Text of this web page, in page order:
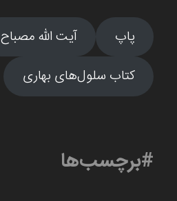
پاپ
آیت الله مصباح
کتاب سلول‌های بهاری
#برچسب‌ها